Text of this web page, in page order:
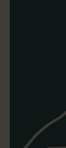
In english